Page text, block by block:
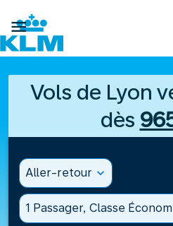

Vols de Lyon
dès
Aller-retour expand_more
1 Passager, Classe